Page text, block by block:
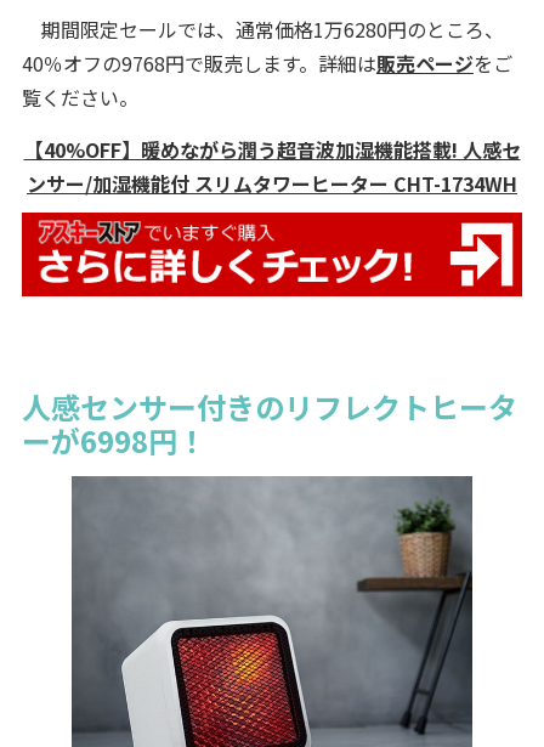
期間限定セールでは、通常価格1万6280円のところ、
40％オフの9768円で販売します。詳細は販売ページをご
覧ください。
【40%OFF】暖めながら潤う超音波加湿機能搭載! 人感セ
ンサー/加湿機能付 スリムタワーヒーター CHT-1734WH
人感センサー付きのリフレクトヒータ
ーが6998円！